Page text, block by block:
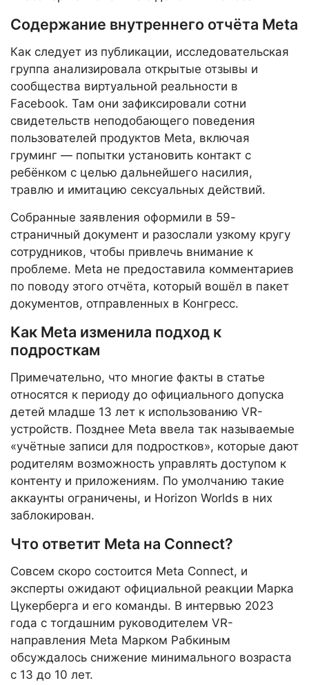
Содержание внутреннего отчёта Meta
Как следует из публикации, исследовательская
группа анализировала открытые отзывы и
сообщества виртуальной реальности в
Facebook. Там они зафиксировали сотни
свидетельств неподобающего поведения
пользователей продуктов Meta, включая
груминг — попытки установить контакт с
ребёнком с целью дальнейшего насилия,
травлю и имитацию сексуальных действий.
Собранные заявления оформили в 59-
страничный документ и разослали узкому кругу
сотрудников, чтобы привлечь внимание к
проблеме. Meta не предоставила комментариев
по поводу этого отчёта, который вошёл в пакет
документов, отправленных в Конгресс.
Как Meta изменила подход к
подросткам
Примечательно, что многие факты в статье
относятся к периоду до официального допуска
детей младше 13 лет к использованию VR-
устройств. Позднее Meta ввела так называемые
«учётные записи для подростков», которые дают
родителям возможность управлять доступом к
контенту и приложениям. По умолчанию такие
аккаунты ограничены, и Horizon Worlds в них
заблокирован.
Что ответит Meta на Connect?
Совсем скоро состоится Meta Connect, и
эксперты ожидают официальной реакции Марка
Цукерберга и его команды. В интервью 2023
года с тогдашним руководителем VR-
направления Meta Марком Рабкиным
обсуждалось снижение минимального возраста
с 13 до 10 лет.